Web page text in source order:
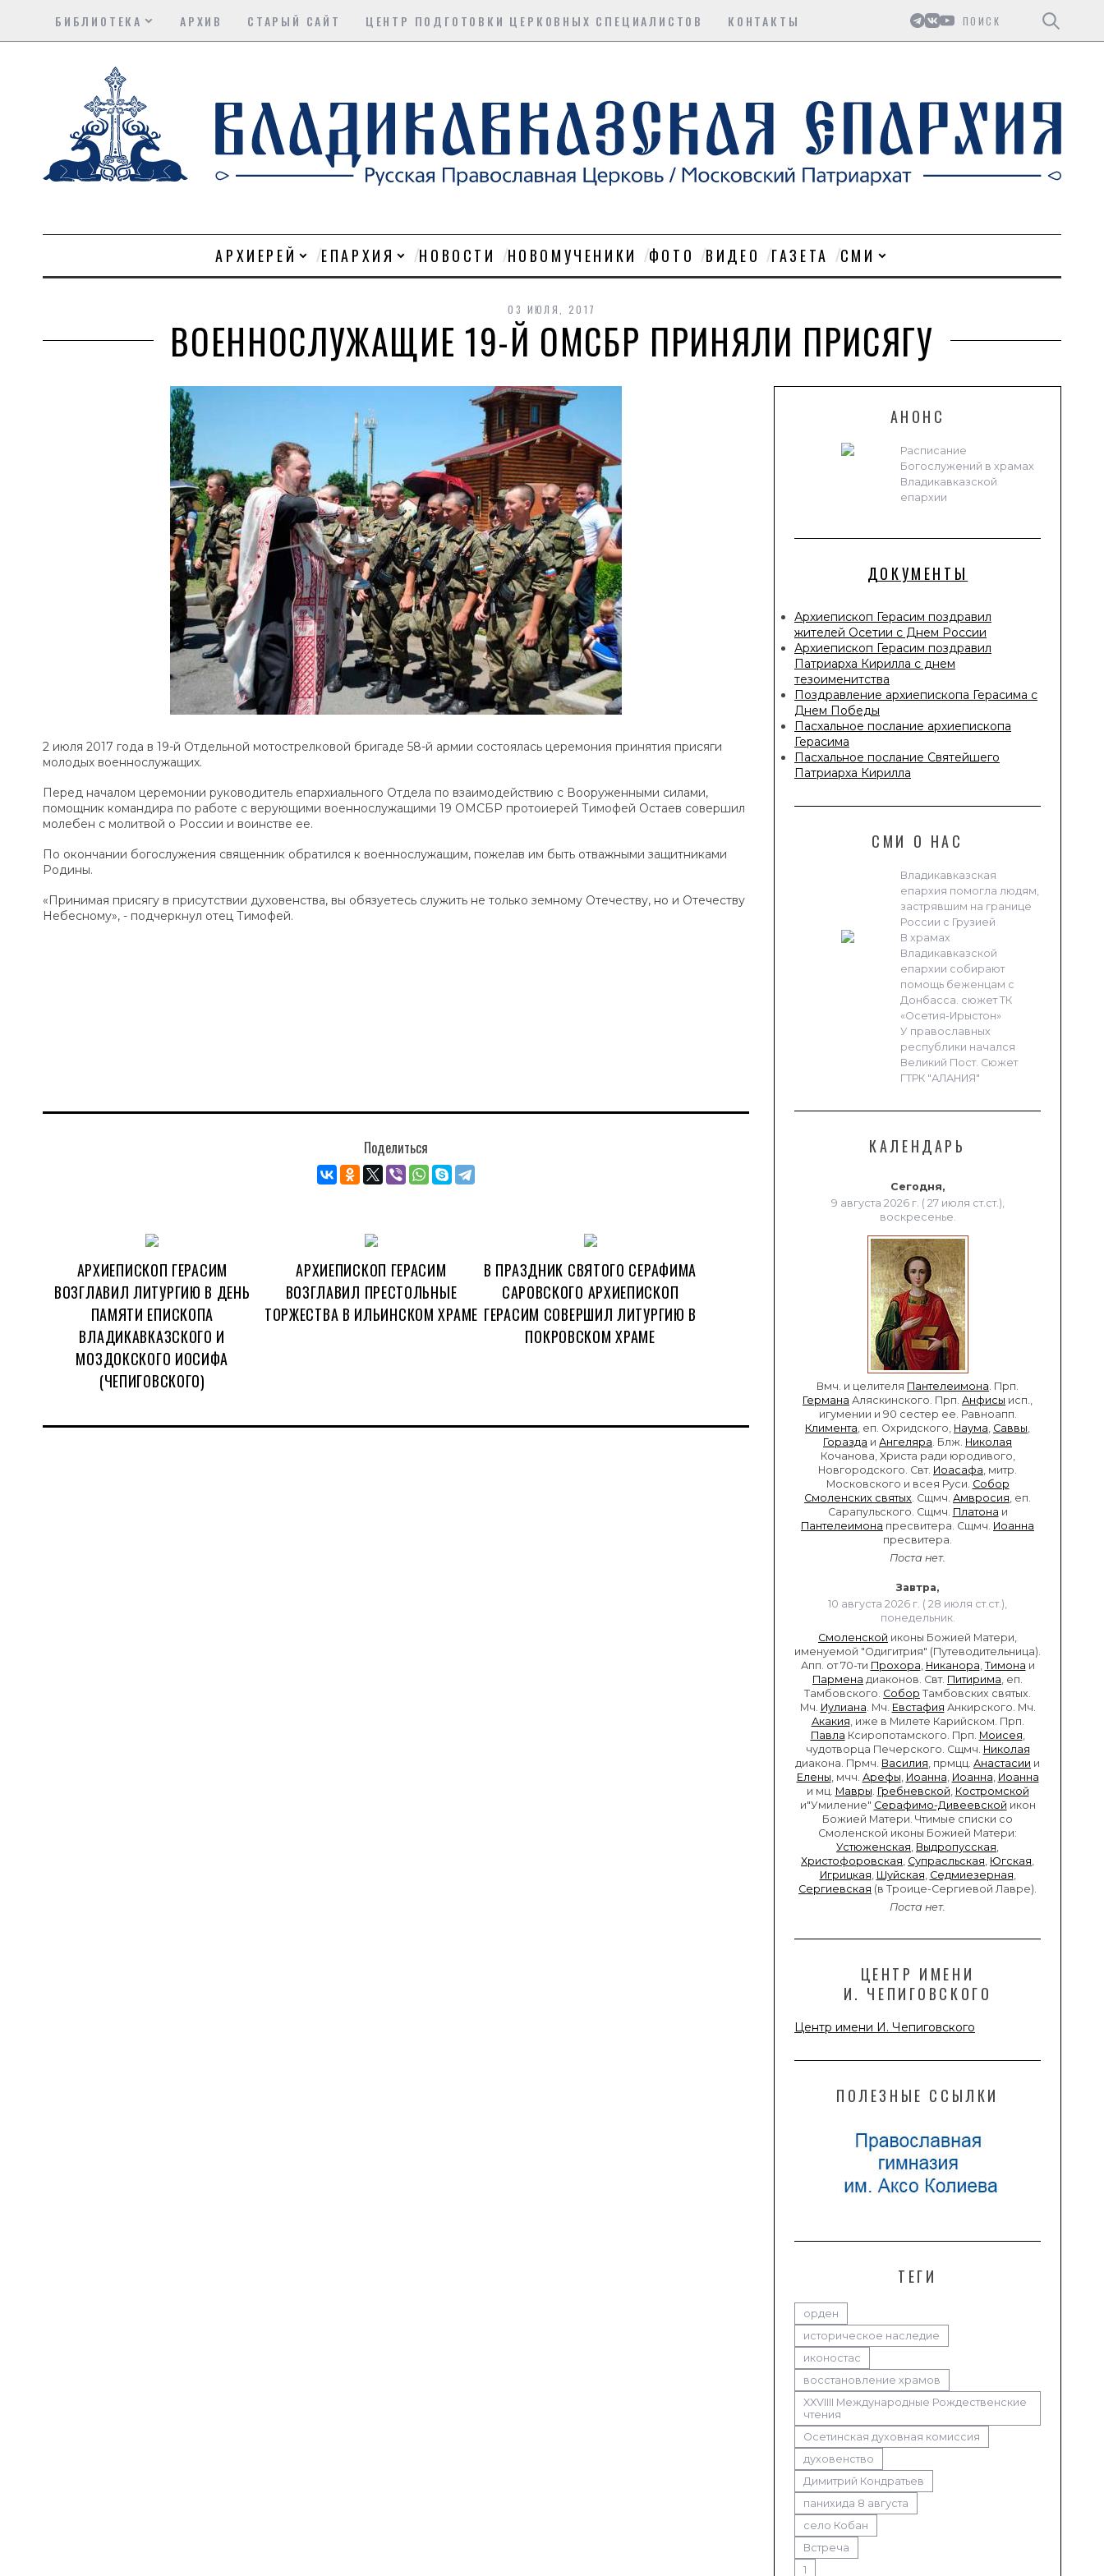
БИБЛИОТЕКА АРХИВ СТАРЫЙ САЙТ ЦЕНТР ПОДГОТОВКИ ЦЕРКОВНЫХ СПЕЦИАЛИСТОВ КОНТАКТЫ
АРХИЕРЕЙ ЕПАРХИЯ НОВОСТИ НОВОМУЧЕНИКИ ФОТО ВИДЕО ГАЗЕТА СМИ
03 ИЮЛЯ, 2017
ВОЕННОСЛУЖАЩИЕ 19-Й ОМСБР ПРИНЯЛИ ПРИСЯГУ
АНОНС
Расписание
Богослужений в храмах
Владикавказской
епархии
ДОКУМЕНТЫ
Архиепископ Герасим поздравил
жителей Осетии с Днем России
Архиепископ Герасим поздравил
Патриарха Кирилла с днем
тезоименитства
Поздравление архиепископа Герасима с
Днем Победы
Пасхальное послание архиепископа
Герасима
Пасхальное послание Святейшего
Патриарха Кирилла
СМИ О НАС
Владикавказская
епархия помогла людям,
застрявшим на границе
России с Грузией
В храмах
Владикавказской
епархии собирают
помощь беженцам с
Донбасса. сюжет ТК
«Осетия-Ирыстон»
У православных
республики начался
Великий Пост. Сюжет
ГТРК "АЛАНИЯ"
КАЛЕНДАРЬ
Сегодня,
9 августа 2026 г. ( 27 июля ст.ст.),
воскресенье.
Вмч. и целителя Пантелеимона . Прп.
Германа Аляскинского. Прп. Анфисы исп.,
игумении и 90 сестер ее. Равноапп.
Климента , еп. Охридского, Наума Саввы
Горазда и Ангеляра . Блж. Николая
Кочанова, Христа ради юродивого,
Новгородского. Свт. Иоасафа , митр.
Московского и всея Руси. Собор
Смоленских святых . Сщмч. Амвросия , еп.
Сарапульского. Сщмч. Платона и
Пантелеимона пресвитера. Сщмч. Иоанна
пресвитера.
Поста нет.
Завтра,
10 августа 2026 г. ( 28 июля ст.ст.),
понедельник.
Смоленской иконы Божией Матери,
именуемой "Одигитрия" (Путеводительница).
Апп. от 70-ти Прохора Никанора Тимона и
Пармена диаконов. Свт. Питирима , еп.
Тамбовского. Собор Тамбовских святых.
Мч. Иулиана . Мч. Евстафия Анкирского. Мч.
Акакия , иже в Милете Карийском. Прп.
Павла Ксиропотамского. Прп. Моисея
чудотворца Печерского. Сщмч. Николая
диакона. Прмч. Василия , прмцц. Анастасии и
Елены , мчч. Арефы Иоанна Иоанна Иоанна
и мц. Мавры Гребневской Костромской
и"Умиление" Серафимо-Дивеевской икон
Божией Матери. Чтимые списки со
Смоленской иконы Божией Матери:
Устюженская Выдропусская
Христофоровская Супрасльская Югская
Игрицкая Шуйская Седмиезерная
Сергиевская (в Троице-Сергиевой Лавре).
Поста нет.
ЦЕНТР ИМЕНИ
И. ЧЕПИГОВСКОГО
Центр имени И. Чепиговского
ПОЛЕЗНЫЕ ССЫЛКИ
ТЕГИ
орден
историческое наследие
иконостас
восстановление храмов
XXVIIII Международные Рождественские
чтения
Осетинская духовная комиссия
духовенство
Димитрий Кондратьев
панихида 8 августа
село Кобан
Встреча
1
2 июля 2017 года в 19-й Отдельной мотострелковой бригаде 58-й армии состоялась церемония принятия присяги
молодых военнослужащих.
Перед началом церемонии руководитель епархиального Отдела по взаимодействию с Вооруженными силами,
помощник командира по работе с верующими военнослужащими 19 ОМСБР протоиерей Тимофей Остаев совершил
молебен с молитвой о России и воинстве ее.
По окончании богослужения священник обратился к военнослужащим, пожелав им быть отважными защитниками
Родины.
«Принимая присягу в присутствии духовенства, вы обязуетесь служить не только земному Отечеству, но и Отечеству
Небесному», - подчеркнул отец Тимофей.
Поделиться
АРХИЕПИСКОП ГЕРАСИМ
ВОЗГЛАВИЛ ЛИТУРГИЮ В ДЕНЬ
ПАМЯТИ ЕПИСКОПА
ВЛАДИКАВКАЗСКОГО И
МОЗДОКСКОГО ИОСИФА
(ЧЕПИГОВСКОГО)
АРХИЕПИСКОП ГЕРАСИМ
ВОЗГЛАВИЛ ПРЕСТОЛЬНЫЕ
ТОРЖЕСТВА В ИЛЬИНСКОМ ХРАМЕ
В ПРАЗДНИК СВЯТОГО СЕРАФИМА
САРОВСКОГО АРХИЕПИСКОП
ГЕРАСИМ СОВЕРШИЛ ЛИТУРГИЮ В
ПОКРОВСКОМ ХРАМЕ